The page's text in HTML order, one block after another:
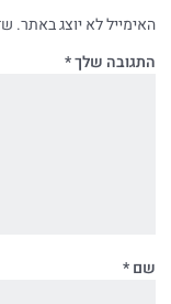
האימייל לא יוצג באתר.
התגובה שלך*
שם*